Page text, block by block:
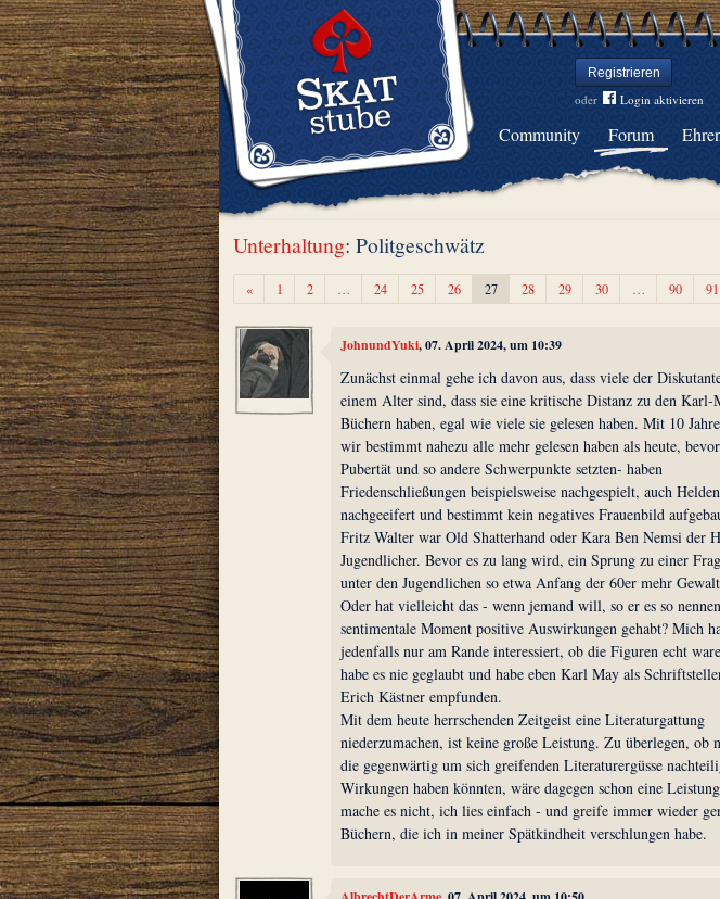
Registrieren
oder Login aktivieren
Community Forum
Unterhaltung: Politgeschwätz
«Zurück1 2 … 24 25 26 27 28 29 30 … 90 91
JohnundYuki, 07. April 2024, um 10:39
Zunächst einmal gehe ich davon aus, dass viele der
einem Alter sind, dass sie eine kritische Distanz zu den Karl-
Büchern haben, egal wie viele sie gelesen haben. Mit 10
wir bestimmt nahezu alle mehr gelesen haben als heute,
Pubertät und so andere Schwerpunkte setzten- haben
Friedenschließungen beispielsweise nachgespielt, auch Helden
nachgeeifert und bestimmt kein negatives Frauenbild
Fritz Walter war Old Shatterhand oder Kara Ben Nemsi der
Jugendlicher. Bevor es zu lang wird, ein Sprung zu einer
unter den Jugendlichen so etwa Anfang der 60er mehr
Oder hat vielleicht das - wenn jemand will, so er es so
sentimentale Moment positive Auswirkungen gehabt? Mich
jedenfalls nur am Rande interessiert, ob die Figuren echt
habe es nie geglaubt und habe eben Karl May als
Erich Kästner empfunden.
Mit dem heute herrschenden Zeitgeist eine Literaturgattung
niederzumachen, ist keine große Leistung. Zu überlegen, ob
die gegenwärtig um sich greifenden Literaturergüsse
Wirkungen haben könnten, wäre dagegen schon eine
mache es nicht, ich lies einfach - und greife immer wieder
Büchern, die ich in meiner Spätkindheit verschlungen habe.